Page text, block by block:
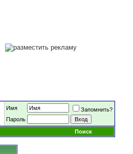
Имя
Запомнить?
Пароль
Поиск